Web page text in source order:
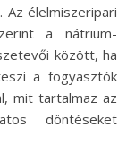
Az élelmiszeripari
a nátrium-
között, ha
a fogyasztók
mit tartalmaz az
döntéseket